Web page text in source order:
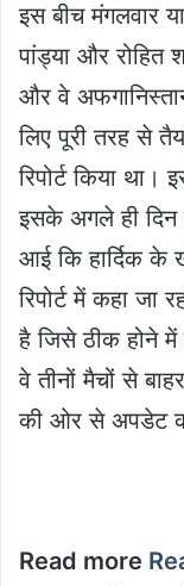
इस बीच मंगलवार
पांड्या और रोहित
और वे
लिए पूरी तरह से
रिपोर्ट किया
इसके अगले ही दिन
आई कि हार्दिक
रिपोर्ट में कहा जा
है जिसे ठीक होने
वे तीनों मैचों से
की ओर से अपडेट
Read more